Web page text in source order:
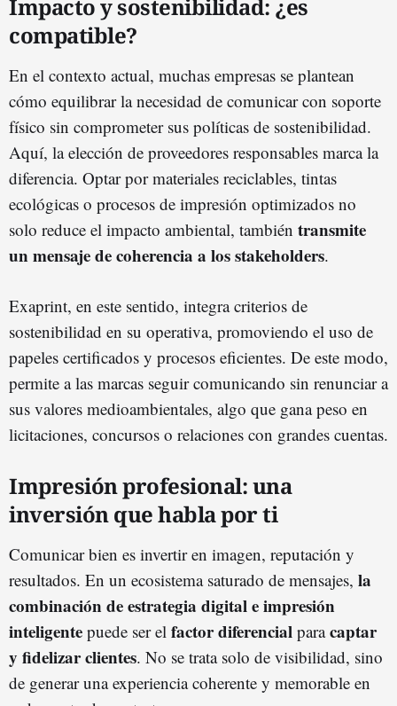
Impacto y sostenibilidad: ¿es
compatible?
En el contexto actual, muchas empresas se plantean
cómo equilibrar la necesidad de comunicar con soporte
físico sin comprometer sus políticas de sostenibilidad.
Aquí, la elección de proveedores responsables marca la
diferencia. Optar por materiales reciclables, tintas
ecológicas o procesos de impresión optimizados no
solo reduce el impacto ambiental, también transmite
un mensaje de coherencia a los stakeholders.
Exaprint, en este sentido, integra criterios de
sostenibilidad en su operativa, promoviendo el uso de
papeles certificados y procesos eficientes. De este modo,
permite a las marcas seguir comunicando sin renunciar a
sus valores medioambientales, algo que gana peso en
licitaciones, concursos o relaciones con grandes cuentas.
Impresión profesional: una
inversión que habla por ti
Comunicar bien es invertir en imagen, reputación y
resultados. En un ecosistema saturado de mensajes, la
combinación de estrategia digital e impresión
inteligente puede ser el factor diferencial paracaptar
y fidelizar clientes. No se trata solo de visibilidad, sino
de generar una experiencia coherente y memorable en